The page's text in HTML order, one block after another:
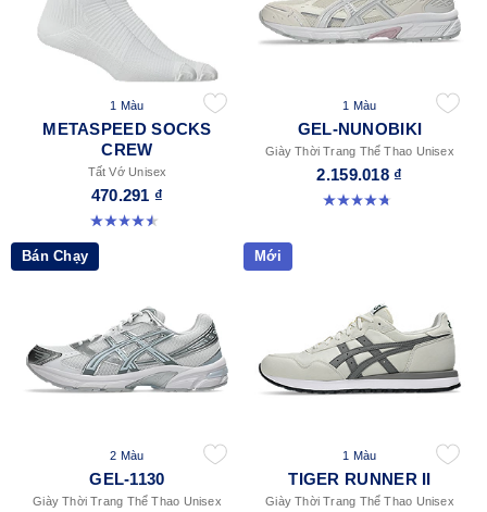
1 Màu
METASPEED SOCKS
CREW
Tất Vớ Unisex
470.291 ₫
4.5 trong số 5 sao. 52 đánh giá
1 Màu
GEL-NUNOBIKI
Giày Thời Trang Thể Thao Unisex
2.159.018 ₫
4.8 trong số 5 sao. 179 đánh giá
Bán Chạy
2 Màu
GEL-1130
Giày Thời Trang Thể Thao Unisex
Mới
1 Màu
TIGER RUNNER II
Giày Thời Trang Thể Thao Unisex